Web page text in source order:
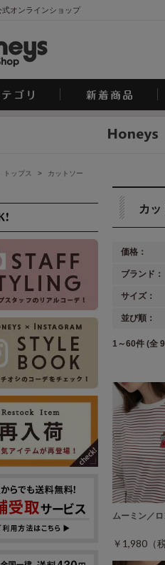
式オンラインショップ
トップス > カットソー
カッ
価格：
ブランド：
サイズ：
並び順：
1～60件 (全
ムーミン／ロ
￥1,980（